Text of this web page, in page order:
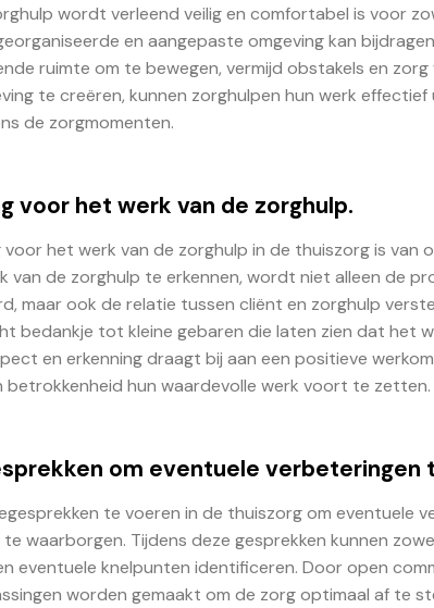
wordt verleend veilig en comfortabel is voor
en aangepaste omgeving kan
ruimte om te bewegen, vermijd obstakels en
te creëren, kunnen zorghulpen hun werk effectief
de zorgmomenten.
voor het werk van de zorghulp.
het werk van de zorghulp in de thuiszorg is van
de zorghulp te erkennen, wordt niet alleen de
maar ook de relatie tussen cliënt en zorghulp
bedankje tot kleine gebaren die laten zien dat het
en erkenning draagt bij aan een positieve
betrokkenheid hun waardevolle werk voort te zetten.
om eventuele verbeteringen
te voeren in de thuiszorg om eventuele
waarborgen. Tijdens deze gesprekken kunnen
eventuele knelpunten identificeren. Door open
worden gemaakt om de zorg optimaal af te